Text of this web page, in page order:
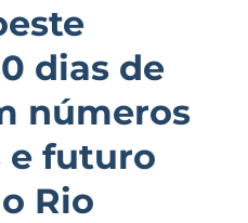
dias de
números
e futuro
Rio